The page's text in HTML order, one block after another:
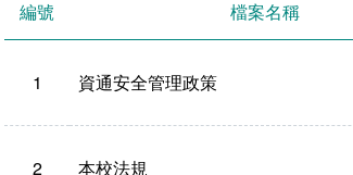
字編號 檔案名稱
1 資通安全管理政策
2 本校法規